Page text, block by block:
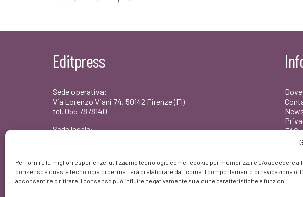
Per fornire le migliori esperienze, utilizziamo tecnologie come i cookie per memorizzare e/o accedere
consenso a queste tecnologie ci permetterà di elaborare dati come il comportamento di navigazione o
acconsentire o ritirare il consenso può influire negativamente su alcune caratteristiche e funzioni.
originale
€18,00.
attuale
Editpress
Sede operativa:
Via Lorenzo Viani 74, 50142 Firenze (FI)
tel. 055 7878140
Sede legale:
Partita IVA: 06261420480
© editpress 2023
FAQ